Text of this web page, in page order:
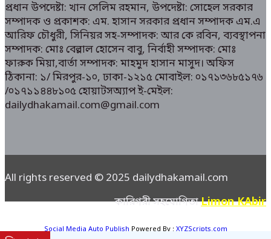
প্রধান উপদেষ্টা: খান সেলিম রহমান, উপদেষ্টা: সোহেল সরকার
সম্পাদক ও প্রকাশক: এম. হাসান সরকার প্রধান সম্পাদক এম.এ
আরিফ চৌধুরী, সিনিয়র সহ-সম্পাদক: আর কে রবিন, ব্যবস্থাপনা
সম্পাদক: মোঃ বেল্লাল হোসেন বাবু, নির্বাহী সম্পাদক: মোঃ
ফারুক মিয়া,বার্তা সম্পাদক: মাহমুদ হাসান মাসুদ। অফিস
ঠিকানা: ১/ মিরপুর-১০, ঢাকা-১২১৫ মোবাইল: ০১৭১৩৬৮৫১৭৬
/০১৭১১৪৪৮১০৫ হোয়াটসঅ্যাপ ই-মেইল:
dailydhakamail.com@gmail.com
All rights reserved © 2025 dailydhakamail.com
কারিগরী সহযোগিতাLimon KAbir
Social Media Auto Publish Powered By : XYZScripts.com